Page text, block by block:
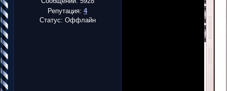
Репутация: 4
Статус: Оффлайн